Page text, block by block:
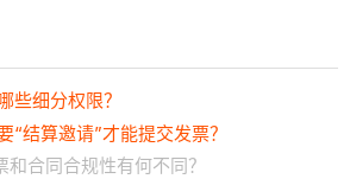
些细分权限？
“结算邀请”才能提交发票？
合同合规性有何不同？